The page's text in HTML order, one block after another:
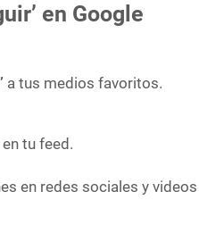
en Google
a tus medios favoritos.
tu feed.
en redes sociales y videos